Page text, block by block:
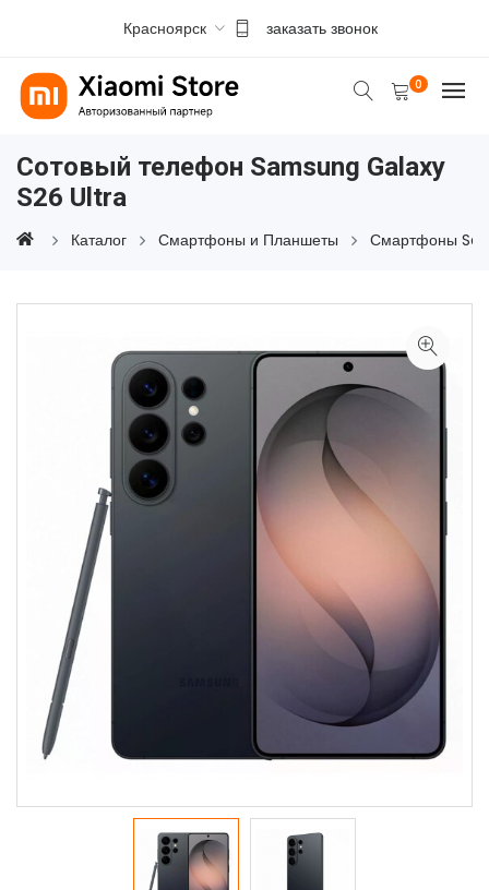
Красноярск заказать звонок
0
Сотовый телефон Samsung Galaxy
S26 Ultra
Каталог Смартфоны и Планшеты Смартфоны